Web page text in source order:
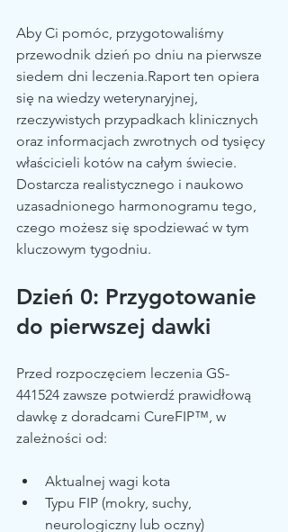
Aby Ci pomóc, przygotowaliśmy
przewodnik dzień po dniu na pierwsze
siedem dni leczenia.Raport ten opiera
się na wiedzy weterynaryjnej,
rzeczywistych przypadkach klinicznych
oraz informacjach zwrotnych od tysięcy
właścicieli kotów na całym świecie.
Dostarcza realistycznego i naukowo
uzasadnionego harmonogramu tego,
czego możesz się spodziewać w tym
kluczowym tygodniu.
Dzień 0: Przygotowanie
do pierwszej dawki
Przed rozpoczęciem leczenia GS-
441524 zawsze potwierdź prawidłową
dawkę z doradcami CureFIP™, w
zależności od:
Aktualnej wagi kota
Typu FIP (mokry, suchy,
neurologiczny lub oczny)